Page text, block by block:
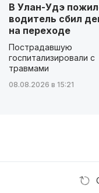
В Улан-Удэ
водитель сбил
на переходе
Пострадавшую
госпитализировали с
травмами
08.08.2026 в 15:21